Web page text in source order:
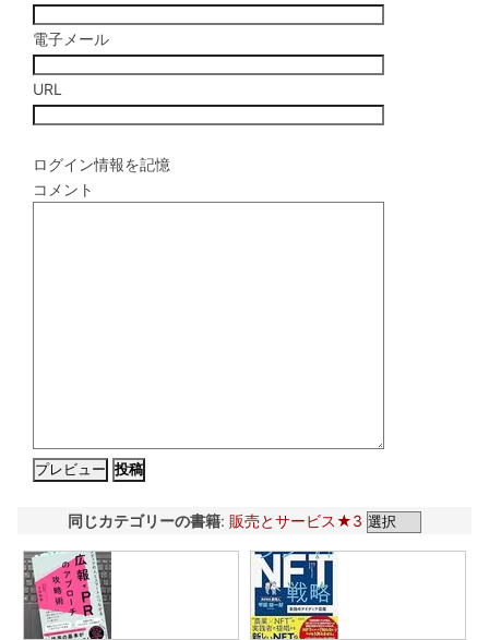
電子メール
URL
ログイン情報を記憶
コメント
同じカテゴリーの書籍: 販売とサービス★3